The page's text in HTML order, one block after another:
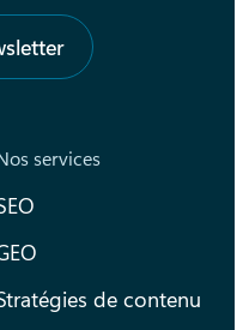
services
de contenu